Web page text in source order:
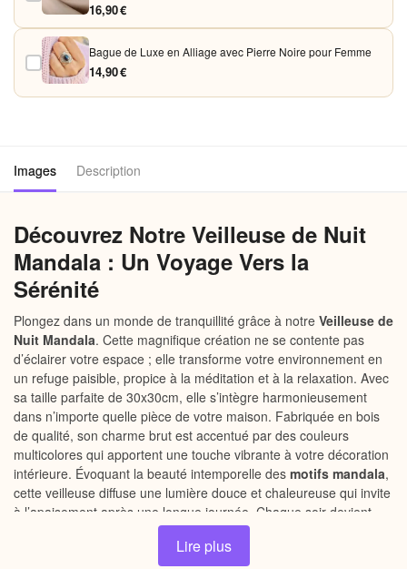
16,90 €
Bague de Luxe en Alliage avec Pierre Noire pour Femme
14,90 €
Images Description
Découvrez Notre Veilleuse de Nuit
Mandala : Un Voyage Vers la
Sérénité
Plongez dans un monde de tranquillité grâce à notre Veilleuse de
Nuit Mandala. Cette magnifique création ne se contente pas
d’éclairer votre espace ; elle transforme votre environnement en
un refuge paisible, propice à la méditation et à la relaxation. Avec
sa taille parfaite de 30x30cm, elle s’intègre harmonieusement
dans n’importe quelle pièce de votre maison. Fabriquée en bois
de qualité, son charme brut est accentué par des couleurs
multicolores qui apportent une touche vibrante à votre décoration
intérieure. Évoquant la beauté intemporelle des motifs mandala,
cette veilleuse diffuse une lumière douce et chaleureuse qui invite
à l’apaisement après une longue journée. Chaque soir devient
ainsi une invitation à se détendre et à se recharger, idéal pour
celles et ceux qui cherchent à fuir le stress quotidien.
Lire plus